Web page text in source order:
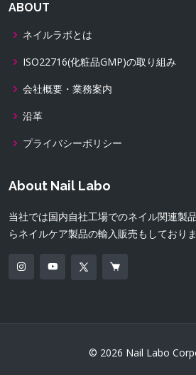
ABOUT
ネイルラボとは
ISO22716(化粧品GMP)の取り組み
会社概要・業務案内
沿革
プライバシーポリシー
About Nail Labo
当社では国内自社工場でのネイル関連製
らネイルケア製品の輸入販売もしておりま
© 2026 Nail Labo